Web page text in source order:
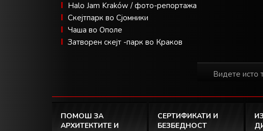
Halo Jam Kraków / фото-репортажа
Скејтпарк во Сјомники
Чаша во Ополе
Затворен скејт -парк во Краков
Видете исто
ПОМОШ ЗА
АРХИТЕКТИТЕ И
СЕРТИФИКАТИ И
БЕЗБЕДНОСТ